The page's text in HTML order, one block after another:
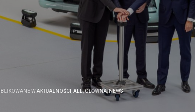
WAKTUALNOŚCI ALL,GŁÓWNA,NEWS